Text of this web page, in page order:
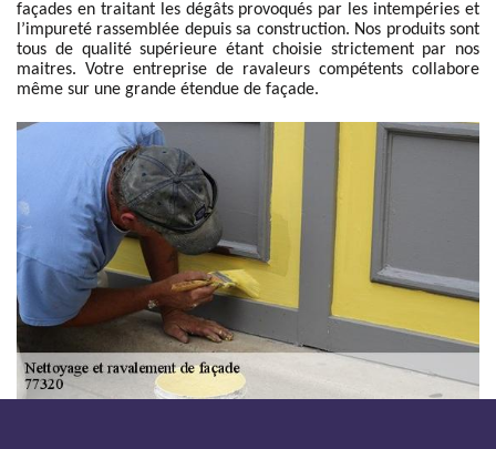
façades en traitant les dégâts provoqués par les intempéries et
l’impureté rassemblée depuis sa construction. Nos produits sont
tous de qualité supérieure étant choisie strictement par nos
maitres. Votre entreprise de ravaleurs compétents collabore
même sur une grande étendue de façade.